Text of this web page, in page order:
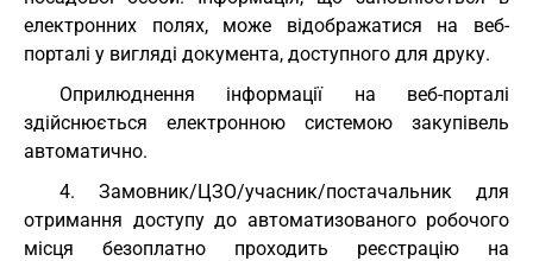
електронних полях, може відображатися на веб-
порталі у вигляді документа, доступного для друку.
Оприлюднення інформації на веб-порталі
здійснюється електронною системою закупівель
автоматично.
4. Замовник/ЦЗО/учасник/постачальник для
отримання доступу до автоматизованого робочого
місця безоплатно проходить реєстрацію на